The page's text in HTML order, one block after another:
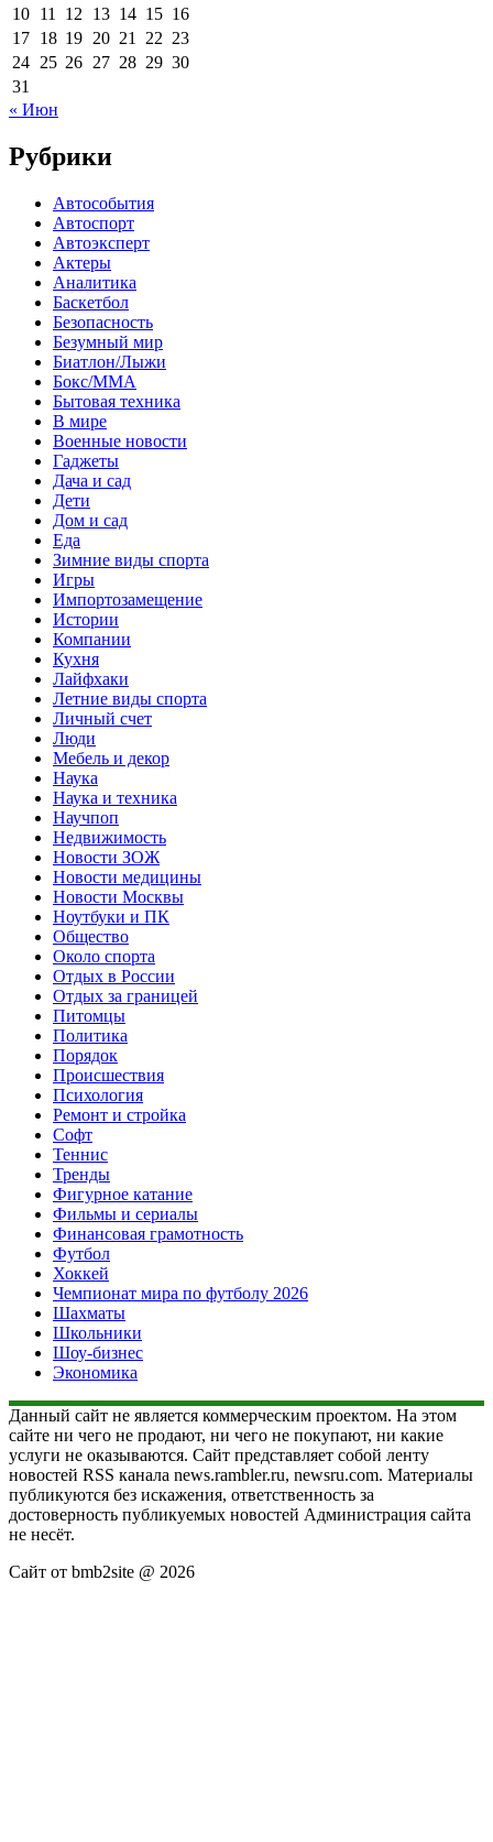
10 11 12 13 14 15 16
17 18 19 20 21 22 23
24 25 26 27 28 29 30
31
« Июн
Рубрики
Автособытия
Автоспорт
Автоэксперт
Актеры
Аналитика
Баскетбол
Безопасность
Безумный мир
Биатлон/Лыжи
Бокс/MMA
Бытовая техника
В мире
Военные новости
Гаджеты
Дача и сад
Дети
Дом и сад
Еда
Зимние виды спорта
Игры
Импортозамещение
Истории
Компании
Кухня
Лайфхаки
Летние виды спорта
Личный счет
Люди
Мебель и декор
Наука
Наука и техника
Научпоп
Недвижимость
Новости ЗОЖ
Новости медицины
Новости Москвы
Ноутбуки и ПК
Общество
Около спорта
Отдых в России
Отдых за границей
Питомцы
Политика
Порядок
Происшествия
Психология
Ремонт и стройка
Софт
Теннис
Тренды
Фигурное катание
Фильмы и сериалы
Финансовая грамотность
Футбол
Хоккей
Чемпионат мира по футболу 2026
Шахматы
Школьники
Шоу-бизнес
Экономика
Данный сайт не является коммерческим проектом. На этом
сайте ни чего не продают, ни чего не покупают, ни какие
услуги не оказываются. Сайт представляет собой ленту
новостей RSS канала news.rambler.ru, newsru.com. Материалы
публикуются без искажения, ответственность за
достоверность публикуемых новостей Администрация сайта
не несёт.
Сайт от bmb2site @ 2026